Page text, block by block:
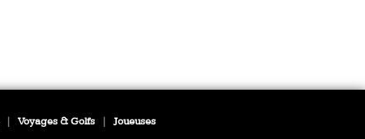
Voyages & Golfs Joueuses